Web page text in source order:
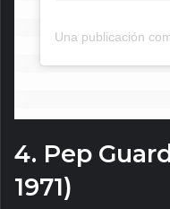
4. Pep
1971)